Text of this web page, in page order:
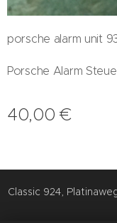
porsche alarm unit
Porsche Alarm
40,00 €
Classic 924,